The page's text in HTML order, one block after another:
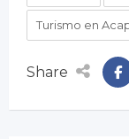
Turismo en
Share